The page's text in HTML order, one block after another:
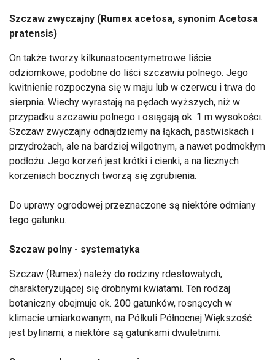
Szczaw zwyczajny (Rumex acetosa, synonim Acetosa
pratensis)
On także tworzy kilkunastocentymetrowe liście
odziomkowe, podobne do liści szczawiu polnego. Jego
kwitnienie rozpoczyna się w maju lub w czerwcu i trwa do
sierpnia. Wiechy wyrastają na pędach wyższych, niż w
przypadku szczawiu polnego i osiągają ok. 1 m wysokości.
Szczaw zwyczajny odnajdziemy na łąkach, pastwiskach i
przydrożach, ale na bardziej wilgotnym, a nawet podmokłym
podłożu. Jego korzeń jest krótki i cienki, a na licznych
korzeniach bocznych tworzą się zgrubienia.
Do uprawy ogrodowej przeznaczone są niektóre odmiany
tego gatunku.
Szczaw polny - systematyka
Szczaw (Rumex) należy do rodziny rdestowatych,
charakteryzującej się drobnymi kwiatami. Ten rodzaj
botaniczny obejmuje ok. 200 gatunków, rosnących w
klimacie umiarkowanym, na Półkuli Północnej Większość
jest bylinami, a niektóre są gatunkami dwuletnimi.